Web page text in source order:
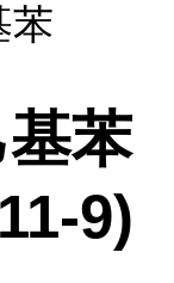
苯
苯
9)